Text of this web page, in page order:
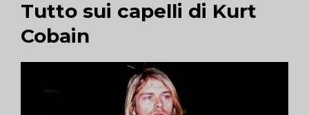
Tutto sui capelli di Kurt
Cobain